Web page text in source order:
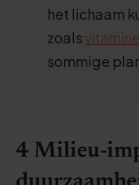
het lichaam
zoals
sommige
4 Milieu-